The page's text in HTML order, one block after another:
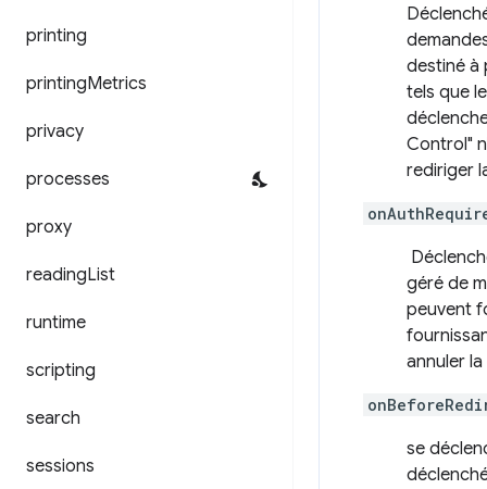
printing
printingMetrics
privacy
processes
proxy
readingList
runtime
scripting
search
sessions
destiné à
tels que
Control"
rediriger
géré de
peuvent
annuler
se